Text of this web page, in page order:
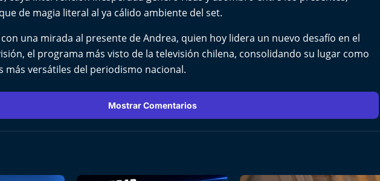
de magia literal al ya cálido ambiente del set.
una mirada al presente de Andrea, quien hoy lidera un nuevo desafío en el
el programa más visto de la televisión chilena, consolidando su lugar como
más versátiles del periodismo nacional.
Mostrar Comentarios